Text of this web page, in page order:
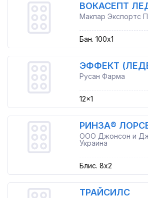
ВОКАСЕПТ
Макпар Экспортс
Бан. 100x1
ЭФФЕКТ
Русан Фарма
12x1
РИНЗА®
ООО Джонсон и
Украина
Блис. 8x2
ТРАЙСИЛС